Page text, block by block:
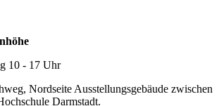
10 - 17 Uhr
Nordseite Ausstellungsgebäude zwischen
Darmstadt.